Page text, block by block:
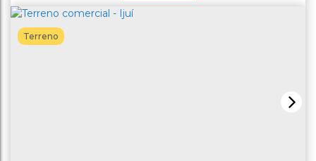
Terreno